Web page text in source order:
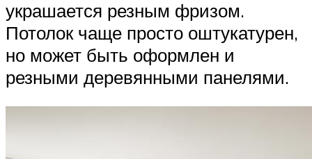
украшается резным фризом.
Потолок чаще просто оштукатурен,
но может быть оформлен и
резными деревянными панелями.